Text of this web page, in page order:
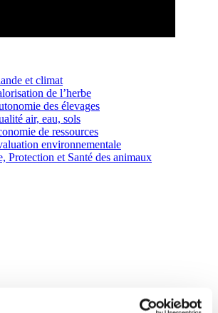
et climat
de l’herbe
des élevages
air, eau, sols
de ressources
environnementale
Protection et Santé des animaux